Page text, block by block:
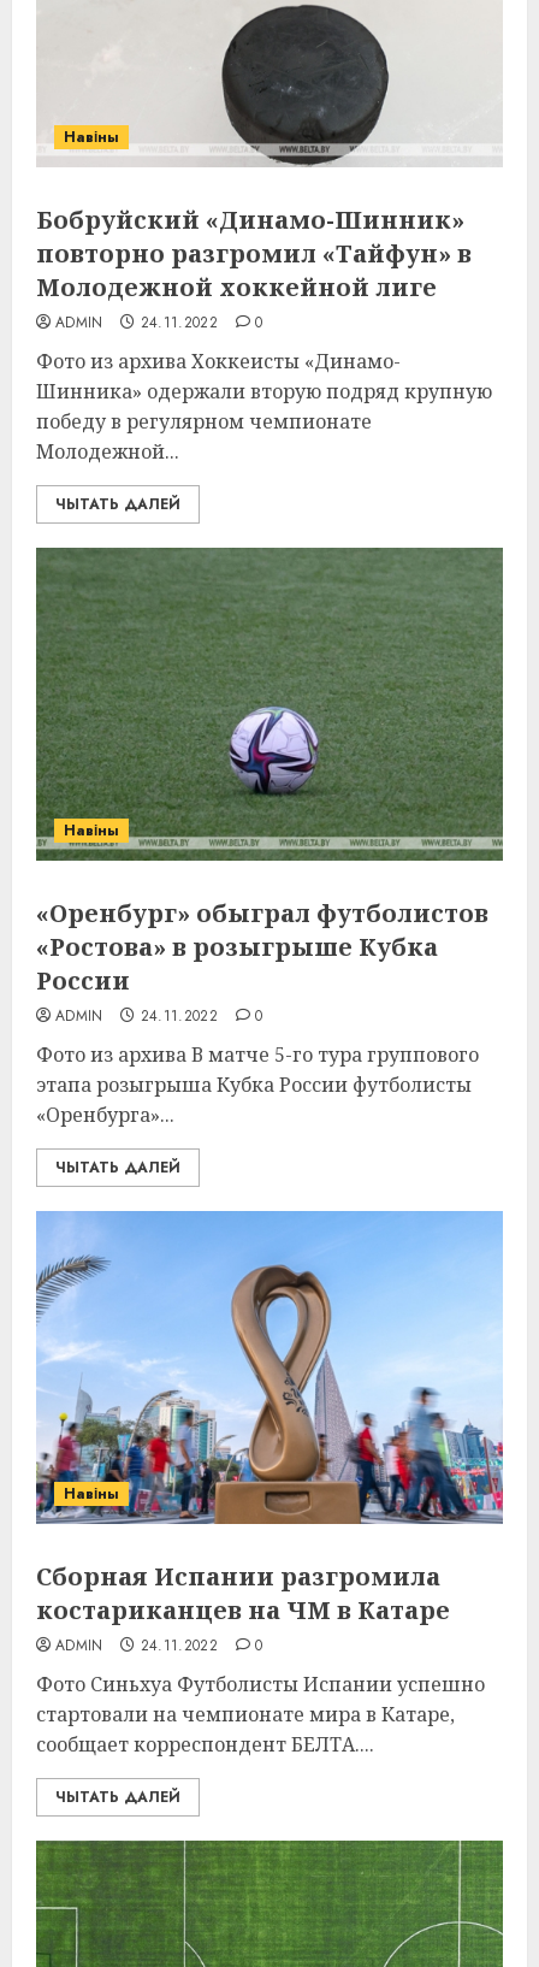
Навіны
Бобруйский «Динамо-Шинник»
повторно разгромил «Тайфун» в
Молодежной хоккейной лиге
ADMIN 24.11.2022 0
Фото из архива Хоккеисты «Динамо-
Шинника» одержали вторую подряд крупную
победу в регулярном чемпионате
Молодежной...
ЧЫТАТЬ ДАЛЕЙ
Навіны
«Оренбург» обыграл футболистов
«Ростова» в розыгрыше Кубка
России
ADMIN 24.11.2022 0
Фото из архива В матче 5-го тура группового
этапа розыгрыша Кубка России футболисты
«Оренбурга»...
ЧЫТАТЬ ДАЛЕЙ
Навіны
Сборная Испании разгромила
костариканцев на ЧМ в Катаре
ADMIN 24.11.2022 0
Фото Синьхуа Футболисты Испании успешно
стартовали на чемпионате мира в Катаре,
сообщает корреспондент БЕЛТА....
ЧЫТАТЬ ДАЛЕЙ